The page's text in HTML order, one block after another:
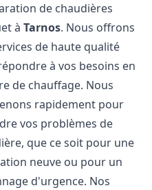
de chaudières
àTarnos. Nous offrons
de haute qualité
à vos besoins en
de chauffage. Nous
rapidement pour
vos problèmes de
que ce soit pour une
neuve ou pour un
d'urgence. Nos